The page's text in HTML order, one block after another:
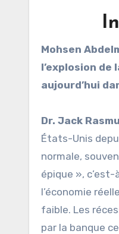
Mohsen
l’explosion
aujourd’hui
Dr. Jack
États-Unis
normale,
épique »,
l’économie
faible. Les
par la banque